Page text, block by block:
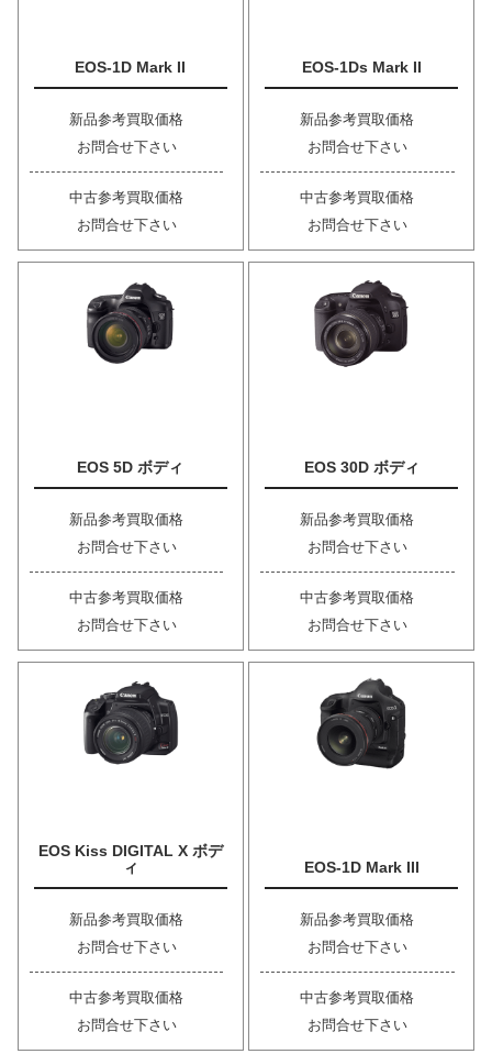
EOS-1D Mark II
新品参考買取価格
お問合せ下さい
中古参考買取価格
お問合せ下さい
EOS-1Ds Mark II
新品参考買取価格
お問合せ下さい
中古参考買取価格
お問合せ下さい
EOS 5D ボディ
新品参考買取価格
お問合せ下さい
中古参考買取価格
お問合せ下さい
EOS 30D ボディ
新品参考買取価格
お問合せ下さい
中古参考買取価格
お問合せ下さい
EOS Kiss DIGITAL X ボデ
ィ
新品参考買取価格
お問合せ下さい
中古参考買取価格
お問合せ下さい
EOS-1D Mark III
新品参考買取価格
お問合せ下さい
中古参考買取価格
お問合せ下さい